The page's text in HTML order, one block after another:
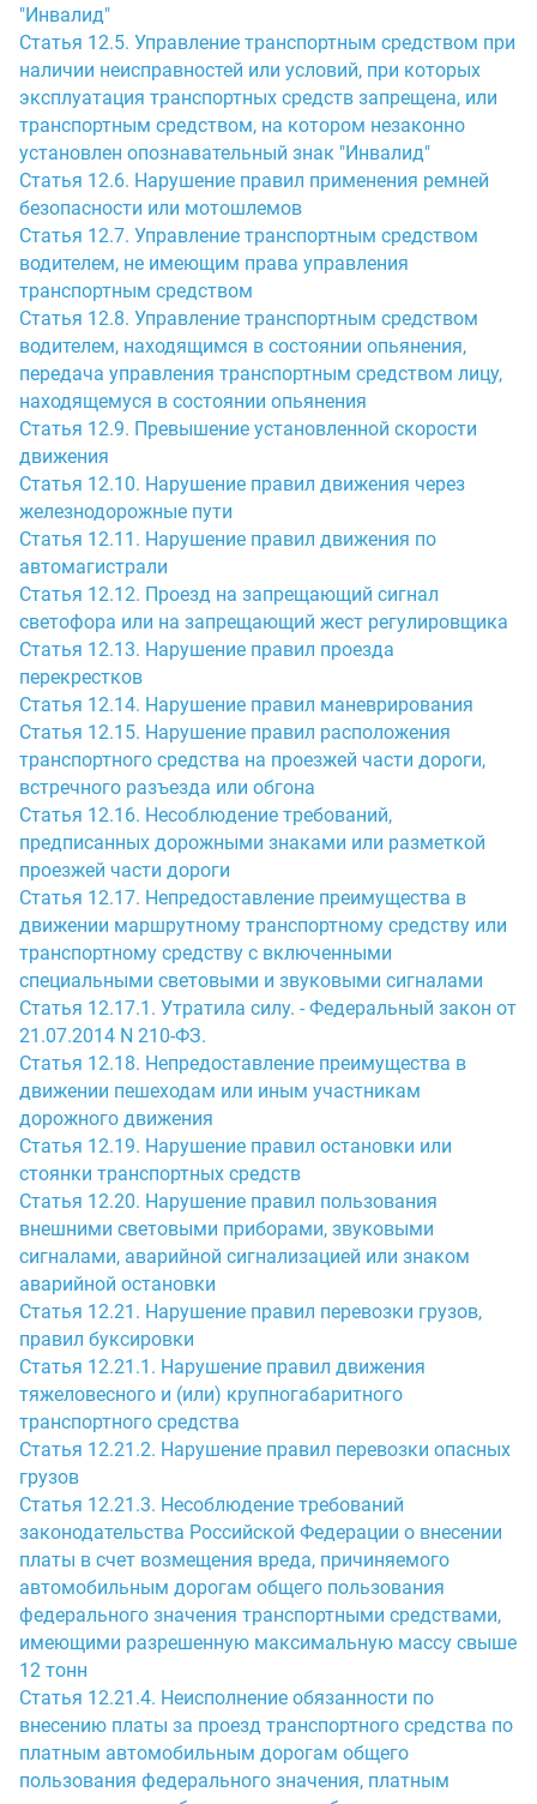
"Инвалид"
Статья 12.5. Управление транспортным средством при
наличии неисправностей или условий, при которых
эксплуатация транспортных средств запрещена, или
транспортным средством, на котором незаконно
установлен опознавательный знак "Инвалид"
Статья 12.6. Нарушение правил применения ремней
безопасности или мотошлемов
Статья 12.7. Управление транспортным средством
водителем, не имеющим права управления
транспортным средством
Статья 12.8. Управление транспортным средством
водителем, находящимся в состоянии опьянения,
передача управления транспортным средством лицу,
находящемуся в состоянии опьянения
Статья 12.9. Превышение установленной скорости
движения
Статья 12.10. Нарушение правил движения через
железнодорожные пути
Статья 12.11. Нарушение правил движения по
автомагистрали
Статья 12.12. Проезд на запрещающий сигнал
светофора или на запрещающий жест регулировщика
Статья 12.13. Нарушение правил проезда
перекрестков
Статья 12.14. Нарушение правил маневрирования
Статья 12.15. Нарушение правил расположения
транспортного средства на проезжей части дороги,
встречного разъезда или обгона
Статья 12.16. Несоблюдение требований,
предписанных дорожными знаками или разметкой
проезжей части дороги
Статья 12.17. Непредоставление преимущества в
движении маршрутному транспортному средству или
транспортному средству с включенными
специальными световыми и звуковыми сигналами
Статья 12.17.1. Утратила силу. - Федеральный закон от
21.07.2014 N 210-ФЗ.
Статья 12.18. Непредоставление преимущества в
движении пешеходам или иным участникам
дорожного движения
Статья 12.19. Нарушение правил остановки или
стоянки транспортных средств
Статья 12.20. Нарушение правил пользования
внешними световыми приборами, звуковыми
сигналами, аварийной сигнализацией или знаком
аварийной остановки
Статья 12.21. Нарушение правил перевозки грузов,
правил буксировки
Статья 12.21.1. Нарушение правил движения
тяжеловесного и (или) крупногабаритного
транспортного средства
Статья 12.21.2. Нарушение правил перевозки опасных
грузов
Статья 12.21.3. Несоблюдение требований
законодательства Российской Федерации о внесении
платы в счет возмещения вреда, причиняемого
автомобильным дорогам общего пользования
федерального значения транспортными средствами,
имеющими разрешенную максимальную массу свыше
12 тонн
Статья 12.21.4. Неисполнение обязанности по
внесению платы за проезд транспортного средства по
платным автомобильным дорогам общего
пользования федерального значения, платным